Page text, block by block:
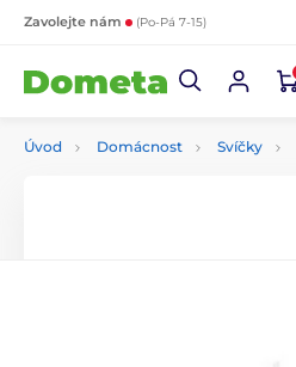
Zavolejte nám (Po-Pá 7-15)
Úvod Domácnost Svíčky